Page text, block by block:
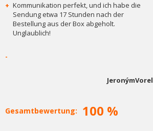
+ Kommunikation perfekt, und ich habe die
Sendung etwa 17 Stunden nach der
Bestellung aus der Box abgeholt.
Unglaublich!
-
JeronýmVorel
Gesamtbewertung: 100 %